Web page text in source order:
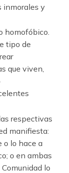
inmorales y
homofóbico.
tipo de
que viven,
respectivas
manifiesta:
o lo hace a
o en ambas
lo